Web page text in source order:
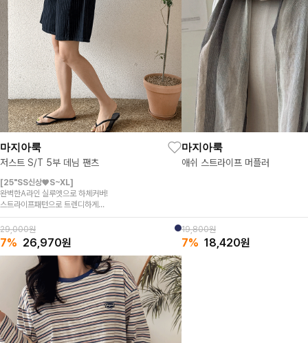
마지아룩
저스트 S/T 5부 데님 팬츠
[25"SS신상♥S~XL]
완벽한A라인 실루엣으로 하체커버!
스트라이프패턴으로 트렌디하게
히든밴딩으로 편한 허리 착용감
29,000원
7% 26,970원
마지아룩
애쉬 스트라이프 머플러
19,800원
7% 18,420원